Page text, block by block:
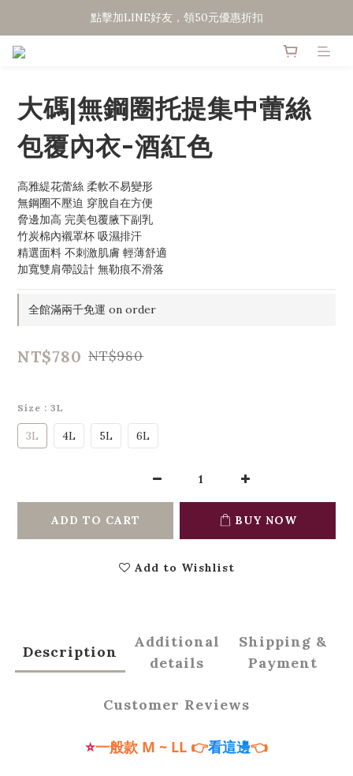
點擊加LINE好友，領50元優惠折扣
點擊加LINE好友，領50元優惠折扣
大碼|無鋼圈托提集中蕾絲
包覆內衣-酒紅色
高雅緹花蕾絲 柔軟不易變形
無鋼圈不壓迫 穿脫自在方便
脅邊加高 完美包覆腋下副乳
竹炭棉內襯罩杯 吸濕排汗
精選面料 不刺激肌膚 輕薄舒適
加寬雙肩帶設計 無勒痕不滑落
全館滿兩千免運 on order
NT$780 NT$980
Size : 3L
3L 4L 5L 6L
ADD TO CART BUY NOW
Add to Wishlist
Description
Additional
details
Shipping &
Payment
Customer Reviews
⭐一般款 M ~ LL 👉看這邊👈